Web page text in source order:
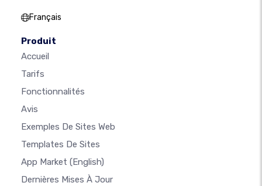
Français
Produit
Accueil
Tarifs
Fonctionnalités
Avis
Exemples De Sites Web
Templates De Sites
App Market (English)
Dernières Mises À Jour